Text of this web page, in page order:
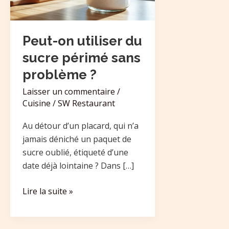
Peut-on utiliser du
sucre périmé sans
problème ?
Laisser un commentaire /
Cuisine /SW Restaurant
Au détour d’un placard, qui n’a
jamais déniché un paquet de
sucre oublié, étiqueté d’une
date déjà lointaine ? Dans […]
périmé
sans
problème
Lire la suite »